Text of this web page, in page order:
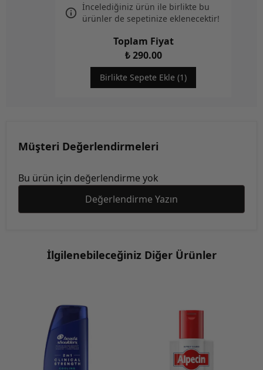
İncelediğiniz ürün ile birlikte bu
ürünler de sepetinize eklenecektir!
Toplam Fiyat
₺ 290.00
Birlikte Sepete Ekle (1)
Müşteri Değerlendirmeleri
Bu ürün için değerlendirme yok
Değerlendirme Yazın
İlgilenebileceğiniz Diğer Ürünler